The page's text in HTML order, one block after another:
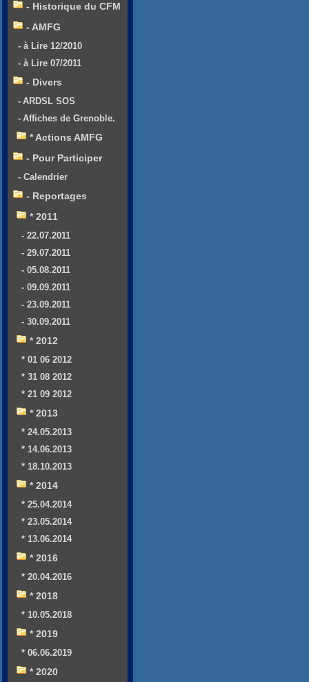
- Historique du CFM
- AMFG
- à Lire 12/2010
- à Lire 07/2011
- Divers
- ARDSL SOS
- Affiches de Grenoble.
* Actions AMFG
- Pour Participer
- Calendrier
- Reportages
* 2011
- 22.07.2011
- 29.07.2011
- 05.08.2011
- 09.09.2011
- 23.09.2011
- 30.09.2011
* 2012
* 01 06 2012
* 31 08 2012
* 21 09 2012
* 2013
* 24.05.2013
* 14.06.2013
* 18.10.2013
* 2014
* 25.04.2014
* 23.05.2014
* 13.06.2014
* 2016
* 20.04.2016
* 2018
* 10.05.2018
* 2019
* 06.06.2019
* 2020